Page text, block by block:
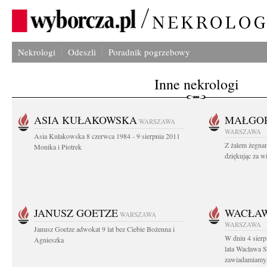
Nekrologi Odeszli Poradnik pogrzebowy
Inne nekrologi
ASIA KUŁAKOWSKA WARSZAWA
Asia Kułakowska 8 czerwca 1984 - 9 sierpnia 2011
Monika i Piotrek
WARSZAWA
Z żalem
dziękując za
JANUSZ GOETZE WARSZAWA
Janusz Goetze adwokat 9 lat bez Ciebie Bożenna i
Agnieszka
WARSZAWA
W dniu 4
lata Wacława